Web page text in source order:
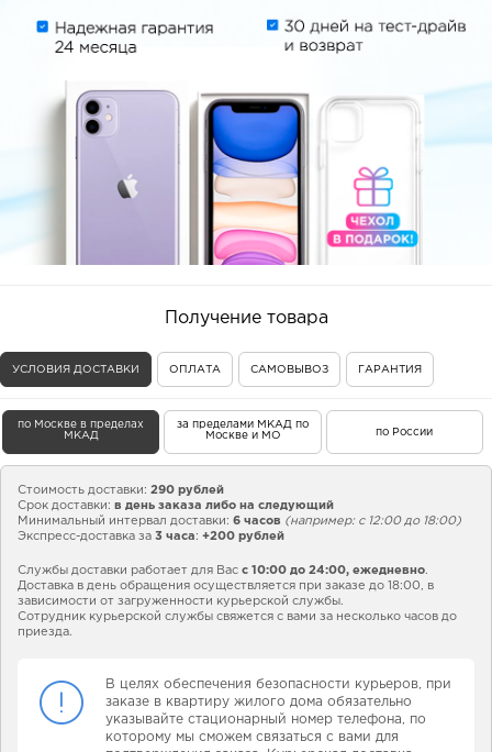
Получение товара
УСЛОВИЯ ДОСТАВКИ ОПЛАТА САМОВЫВОЗ ГАРАНТИЯ
по Москве в пределах
МКАД
за пределами МКАД по
Москве и МО
по России
Стоимость доставки: 290 рублей
Срок доставки: в день заказа либо на следующий
Минимальный интервал доставки: 6 часов (например: с 12:00 до 18:00)
Экспресс-доставка за 3 часа : +200 рублей
Службы доставки работает для Вас с 10:00 до 24:00, ежедневно.
Доставка в день обращения осуществляется при заказе до 18:00, в
зависимости от загруженности курьерской службы.
Сотрудник курьерской службы свяжется с вами за несколько часов до
приезда.
В целях обеспечения безопасности курьеров, при
заказе в квартиру жилого дома обязательно
указывайте стационарный номер телефона, по
которому мы сможем связаться с вами для